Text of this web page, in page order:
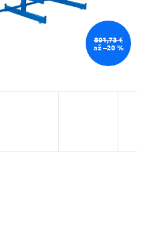
801,73 €
až –20 %